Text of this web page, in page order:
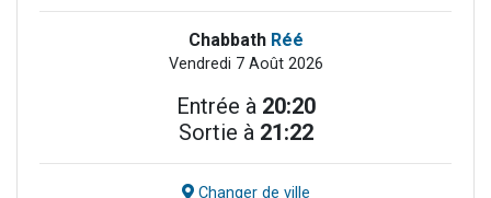
Chabbath Réé
Vendredi 7 Août 2026
Entrée à 20:20
Sortie à 21:22
Changer de ville